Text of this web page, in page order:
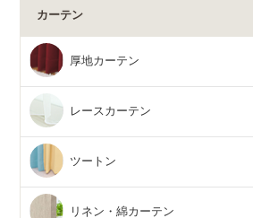
カーテン
厚地カーテン
レースカーテン
ツートン
リネン・綿カーテン